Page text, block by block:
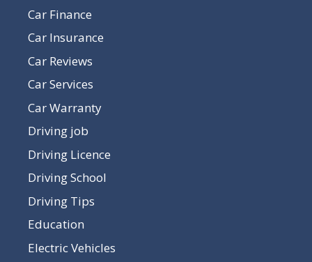
Car Finance
Car Insurance
Car Reviews
Car Services
Car Warranty
Driving job
Driving Licence
Driving School
Driving Tips
Education
Electric Vehicles